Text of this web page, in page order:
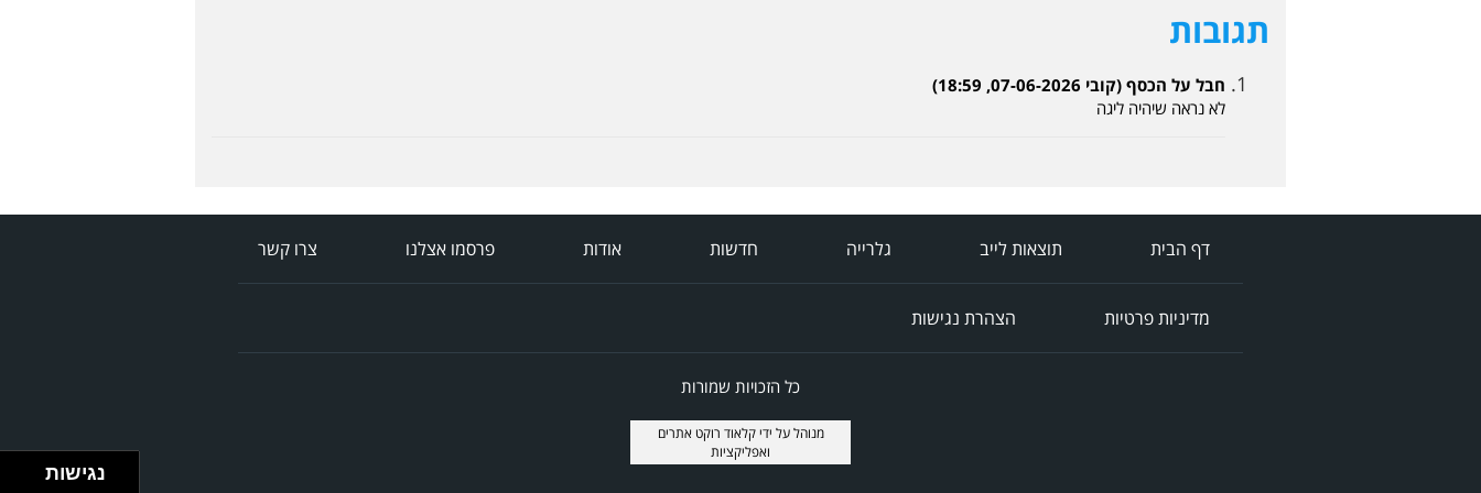
תגובות
חבל על הכסף (קובי 07-06-2026, 18:59)
לא נראה שיהיה ליגה
דף הבית תוצאות לייב גלרייה חדשות אודות פרסמו אצלנו צרו קשר
מדיניות פרטיות הצהרת נגישות
כל הזכויות שמורות
מנוהל על ידיקלאוד רוקט אתרים
ואפליקציות
נגישות